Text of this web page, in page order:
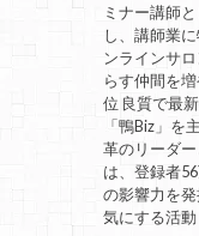
ミナー講師
し、講師業
ンラインサ
らす仲間を
位 良質で最
「鴨Biz」を
革のリーダー
は、登録者
の影響力を
気にする活